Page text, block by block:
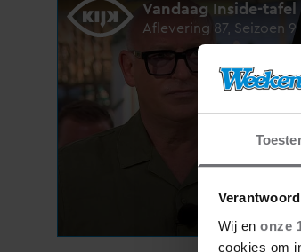
Wij en onze
cookies om